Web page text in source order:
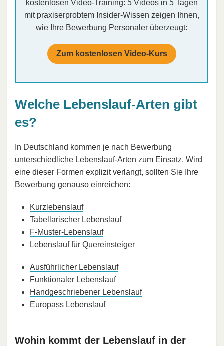
kostenlosen Video-Training: 5 Videos in 5 Tagen
mit praxiserprobtem Insider-Wissen zeigen Ihnen,
wie Ihre Bewerbung Personaler überzeugt:
Zum kostenlosen Video-Kurs
Welche Lebenslauf-Arten gibt
es?
In Deutschland kommen je nach Bewerbung
unterschiedliche Lebenslauf-Arten zum Einsatz. Wird
eine dieser Formen explizit verlangt, sollten Sie Ihre
Bewerbung genauso einreichen:
Kurzlebenslauf
Tabellarischer Lebenslauf
F-Muster-Lebenslauf
Lebenslauf für Quereinsteiger
Ausführlicher Lebenslauf
Funktionaler Lebenslauf
Handgeschriebener Lebenslauf
Europass Lebenslauf
Wohin kommt der Lebenslauf in der